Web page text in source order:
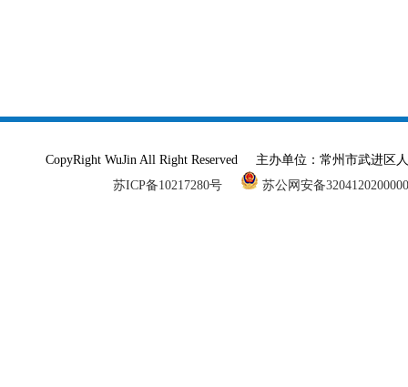
CopyRight WuJin All Right Reserved 主办单位：常州市武进
苏ICP备10217280号
苏公网安备